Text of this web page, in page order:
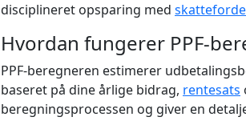
disciplineret opsparing med
Hvordan fungerer PPF-
PPF-beregneren estimerer
baseret på dine årlige bidrag, rentesats
beregningsprocessen og giver en